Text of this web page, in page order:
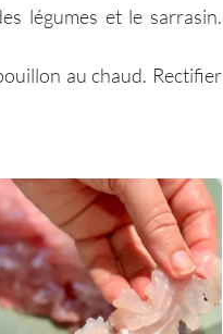
légumes et le sarrasin.
au chaud. Rectifier